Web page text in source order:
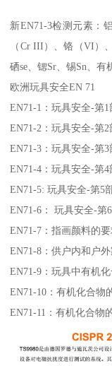
新EN71-3检测元素：
（Cr III）、铬（VI）
硒se、锶Sr、锡Sn、
欧洲玩具安全EN 71
EN71-1：玩具安全-第
EN71-2：玩具安全-第
EN71-3：玩具安全-第
EN71-4：玩具安全-第
EN71-5: 玩具安全-第5
EN71-6： 玩具安全-第
EN71-7：指画颜料的
EN71-8：供户内和户
EN71-9：玩具中有机
EN71-10：有机化合物
EN71-11：有机化合物